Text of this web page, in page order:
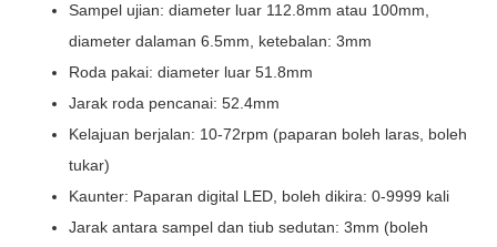
Sampel ujian: diameter luar 112.8mm atau 100mm,
diameter dalaman 6.5mm, ketebalan: 3mm
Roda pakai: diameter luar 51.8mm
Jarak roda pencanai: 52.4mm
Kelajuan berjalan: 10-72rpm (paparan boleh laras, boleh
tukar)
Kaunter: Paparan digital LED, boleh dikira: 0-9999 kali
Jarak antara sampel dan tiub sedutan: 3mm (boleh